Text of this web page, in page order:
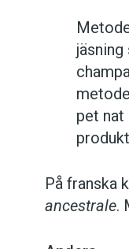
pet nat
På franska
ancestrale.